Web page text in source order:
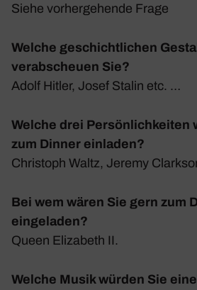
Siehe vorher­ge­hende Frage
Welche geschichtlichen
verabscheuen Sie?
Adolf Hitler, Josef Stalin etc. …
Welche drei Persönlichkeiten
zum Dinner einladen?
Chris­toph Waltz, Jeremy
Bei wem wären Sie gern zum
eingeladen?
Queen Eliza­beth II.
Welche Musik würden Sie